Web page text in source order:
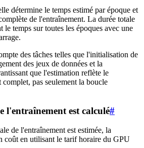
détermine le temps estimé par époque et
de l'entraînement. La durée totale
le temps sur toutes les époques avec une
des tâches telles que l'initialisation de
des jeux de données et la
que l'estimation reflète le
complet, pas seulement la boucle
l'entraînement est calculé#
de l'entraînement est estimée, la
coût en utilisant le tarif horaire du GPU